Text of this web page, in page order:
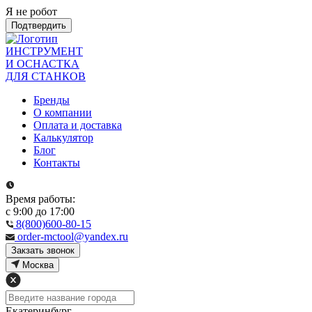
Я не робот
Подтвердить
ИНСТРУМЕНТ
И ОСНАСТКА
ДЛЯ СТАНКОВ
Бренды
О компании
Оплата и доставка
Калькулятор
Блог
Контакты
Время работы:
с 9:00 до 17:00
8(800)600-80-15
order-mctool@yandex.ru
Закзать звонок
Москва